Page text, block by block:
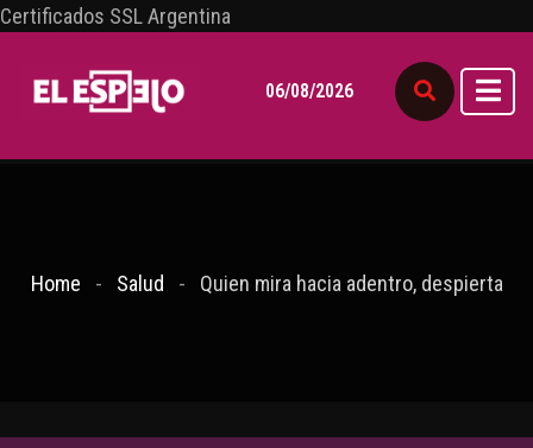
Certificados SSL Argentina
06/08/2026
Home Salud Quien mira hacia adentro, despierta